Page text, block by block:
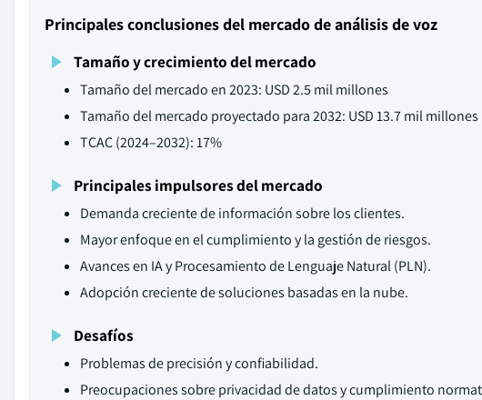
Principales conclusiones del mercado de análisis de voz
Tamaño y crecimiento del mercado
Tamaño del mercado en 2023: USD 2.5 mil millones
Tamaño del mercado proyectado para 2032: USD 13.7 mil millones
TCAC (2024–2032): 17%
Principales impulsores del mercado
Demanda creciente de información sobre los clientes.
Mayor enfoque en el cumplimiento y la gestión de riesgos.
Avances en IA y Procesamiento de Lenguaje Natural (PLN).
Adopción creciente de soluciones basadas en la nube.
Desafíos
Problemas de precisión y confiabilidad.
Preocupaciones sobre privacidad de datos y cumplimiento